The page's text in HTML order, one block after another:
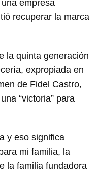
empresa
recuperar la marca
la quinta generación
expropiada en
de Fidel Castro,
“victoria” para
y eso significa
mi familia, la
la familia fundadora